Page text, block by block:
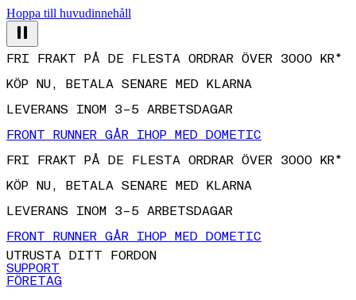
Hoppa till huvudinnehåll
FRI FRAKT PÅ DE FLESTA ORDRAR ÖVER 3000 KR*
KÖP NU, BETALA SENARE MED KLARNA
LEVERANS INOM 3–5 ARBETSDAGAR
FRONT RUNNER GÅR IHOP MED DOMETIC
FRI FRAKT PÅ DE FLESTA ORDRAR ÖVER 3000 KR*
KÖP NU, BETALA SENARE MED KLARNA
LEVERANS INOM 3–5 ARBETSDAGAR
FRONT RUNNER GÅR IHOP MED DOMETIC
UTRUSTA DITT FORDON
SUPPORT
FÖRETAG